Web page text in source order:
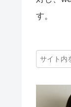
す。